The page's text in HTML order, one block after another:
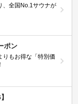
、全国No.1サウナが
ポン
もお得な「特別価